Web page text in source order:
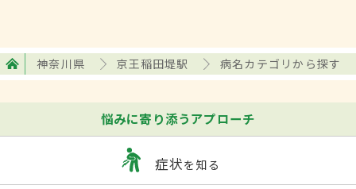
神奈川県 京王稲田堤駅 病名カテゴリから探す
悩みに寄り添うアプローチ
症状を知る